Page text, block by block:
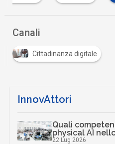
Canali
Cittadinanza digitale
InnovAttori
Quali
physical AI
22 Lug 2026